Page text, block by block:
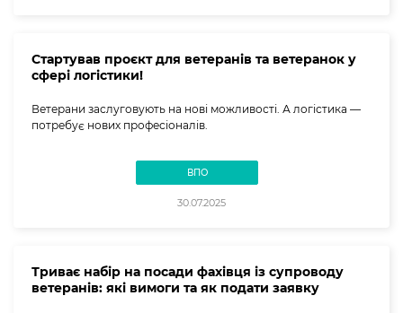
Стартував проєкт для ветеранів та ветеранок у
сфері логістики!
Ветерани заслуговують на нові можливості. А логістика —
потребує нових професіоналів.
ВПО
30.07.2025
Триває набір на посади фахівця із супроводу
ветеранів: які вимоги та як подати заявку